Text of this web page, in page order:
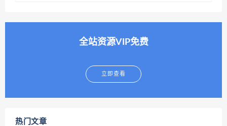
全站资源VIP免费
立即查看
热门文章